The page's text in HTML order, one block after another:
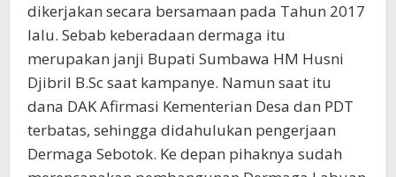
dikerjakan secara bersamaan pada Tahun 2017
lalu. Sebab keberadaan dermaga itu
merupakan janji Bupati Sumbawa HM Husni
Djibril B.Sc saat kampanye. Namun saat itu
dana DAK Afirmasi Kementerian Desa dan PDT
terbatas, sehingga didahulukan pengerjaan
Dermaga Sebotok. Ke depan pihaknya sudah